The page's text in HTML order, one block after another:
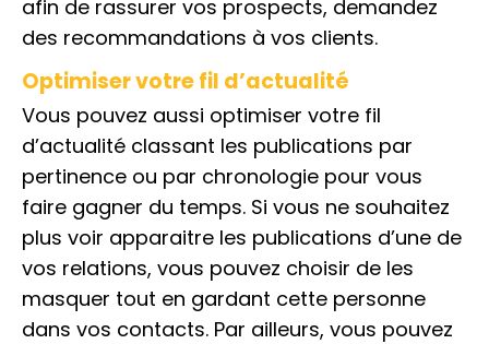
afin de rassurer vos prospects, demandez
des recommandations à vos clients.
Optimiser votre fil d’actualité
Vous pouvez aussi optimiser votre fil
d’actualité classant les publications par
pertinence ou par chronologie pour vous
faire gagner du temps. Si vous ne souhaitez
plus voir apparaitre les publications d’une de
vos relations, vous pouvez choisir de les
masquer tout en gardant cette personne
dans vos contacts. Par ailleurs, vous pouvez